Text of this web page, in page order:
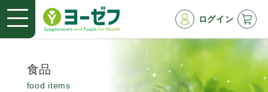
ログイン
食品
food items